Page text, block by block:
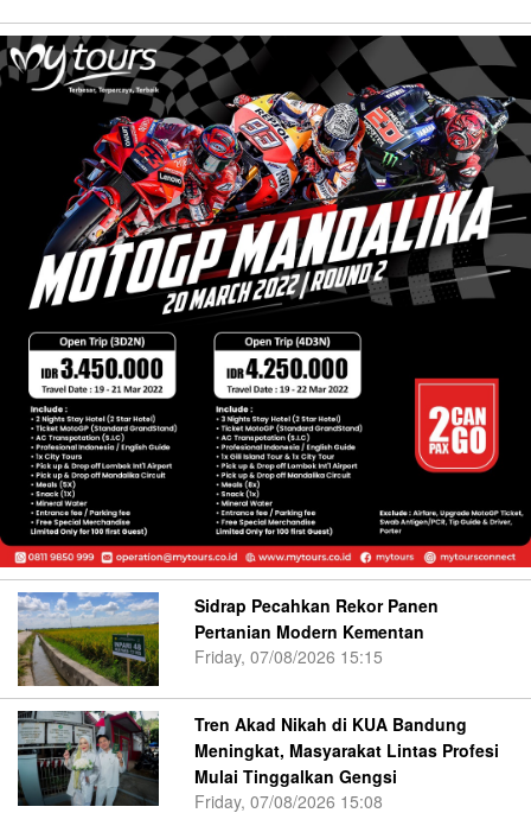
Sidrap Pecahkan Rekor Panen
Pertanian Modern Kementan
Friday, 07/08/2026 15:15
Tren Akad Nikah di KUA Bandung
Meningkat, Masyarakat Lintas Profesi
Mulai Tinggalkan Gengsi
Friday, 07/08/2026 15:08